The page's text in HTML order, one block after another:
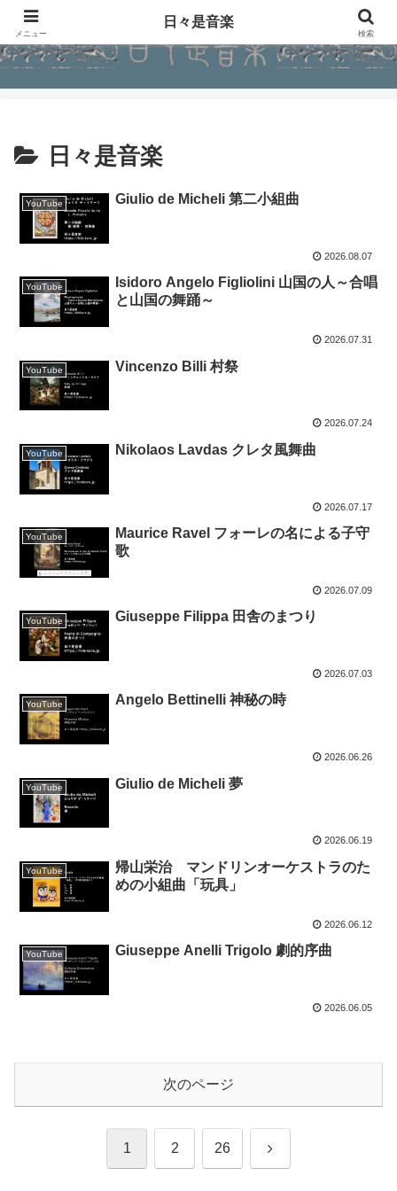
日々是音楽
YouTube Giulio de Micheli 第二小組曲
2026.08.07
YouTube
Isidoro Angelo Figliolini 山国の人～合唱
と山国の舞踊～
2026.07.31
YouTube Vincenzo Billi 村祭
2026.07.24
YouTube Nikolaos Lavdas クレタ風舞曲
2026.07.17
YouTube
Maurice Ravel フォーレの名による子守
歌
2026.07.09
YouTube Giuseppe Filippa 田舎のまつり
2026.07.03
YouTube Angelo Bettinelli 神秘の時
2026.06.26
YouTube Giulio de Micheli 夢
2026.06.19
YouTube
帰山栄治 マンドリンオーケストラのた
めの小組曲「玩具」
2026.06.12
YouTube Giuseppe Anelli Trigolo 劇的序曲
2026.06.05
次のページ
1 2 26 次
メニュー
日々是音楽
検索